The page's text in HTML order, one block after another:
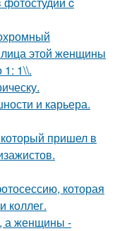
лица этой женщины
1: 1\\.
и карьера.
который пришел в
которая
коллег.
а женщины -